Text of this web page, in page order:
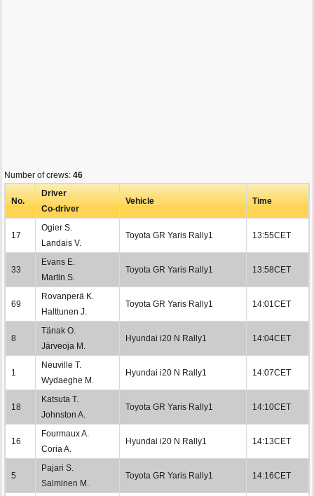
Number of crews: 46
No.
Driver
Co-driver
Vehicle Time
17
Ogier S.
Landais V.
Toyota GR Yaris Rally1 13:55CET
33
Evans E.
Martin S.
Toyota GR Yaris Rally1 13:58CET
69
Rovanperä K.
Halttunen J.
Toyota GR Yaris Rally1 14:01CET
8
Tänak O.
Järveoja M.
Hyundai i20 N Rally1 14:04CET
1
Neuville T.
Wydaeghe M.
Hyundai i20 N Rally1 14:07CET
18
Katsuta T.
Johnston A.
Toyota GR Yaris Rally1 14:10CET
16
Fourmaux A.
Coria A.
Hyundai i20 N Rally1 14:13CET
5
Pajari S.
Salminen M.
Toyota GR Yaris Rally1 14:16CET